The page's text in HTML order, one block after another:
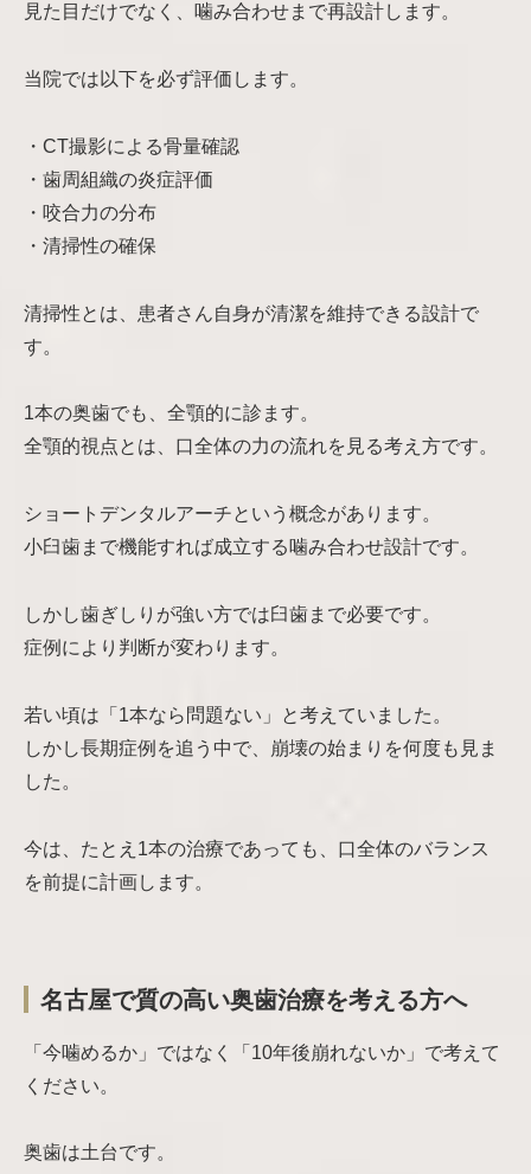
見た目だけでなく、噛み合わせまで再設計します。
当院では以下を必ず評価します。
・CT撮影による骨量確認
・歯周組織の炎症評価
・咬合力の分布
・清掃性の確保
清掃性とは、患者さん自身が清潔を維持できる設計で
す。
1本の奥歯でも、全顎的に診ます。
全顎的視点とは、口全体の力の流れを見る考え方です。
ショートデンタルアーチという概念があります。
小臼歯まで機能すれば成立する噛み合わせ設計です。
しかし歯ぎしりが強い方では臼歯まで必要です。
症例により判断が変わります。
若い頃は「1本なら問題ない」と考えていました。
しかし長期症例を追う中で、崩壊の始まりを何度も見ま
した。
今は、たとえ1本の治療であっても、口全体のバランス
を前提に計画します。
名古屋で質の高い奥歯治療を考える方へ
「今噛めるか」ではなく「10年後崩れないか」で考えて
ください。
奥歯は土台です。